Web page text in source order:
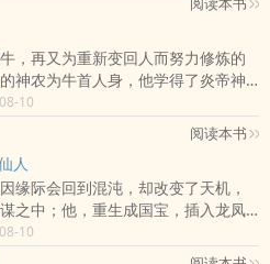
光从现在开始。 本站全面拒绝弹
欢小说 喜
博里的朋友推荐哦！《重生山神》
伤享受阅读 享受午后阳光带来的慵
午茶 一本好书。享受生活，享受小
好时光从现在开始。 本站全面拒绝
喜欢小说 喜欢小站 希望您点击分享
家吧！
，再又为重新变回人而努力修炼的
神农为牛首人身，他学得了炎帝神
他的本身其实并不简单，在修炼的
自己惊人的过去，并慢慢寻找回真
得《我本为牛》还不错的话请不要
博里的朋友推荐哦！《我本为牛》
阅读 享受午后阳光带来的慵懒惬
一本好书。享受生活，享受小说给
光从现在开始。 本站全面拒绝弹
10
阅读本书
人
缘际会回到混沌，却改变了天机，
之中；他，重生成国宝，插入龙凤
子为师，坐观巫妖大战；他，为人
；他，为了道门呕心沥血，收八
10